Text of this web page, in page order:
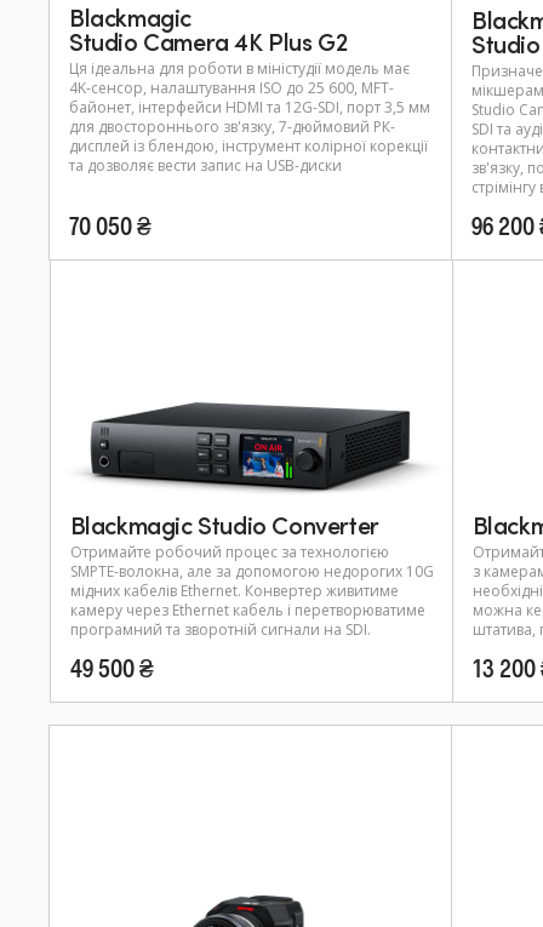
Blackmagic
Studio Camera 4K Plus G2
Ця ідеальна для роботи в міністудії модель має
4K-сенсор, налаштування ISO до 25 600, MFT-
байонет, інтерфейси HDMI та 12G-SDI, порт 3,5 мм
для двостороннього зв'язку, 7-дюймовий РК-
дисплей із блендою, інструмент колірної корекції
та дозволяє вести запис на USB-диски
70 050 ₴
Studio
SDI та
зв'язку,
стрімінгу
96 200
Blackmagic Studio Converter
Отримайте робочий процес за технологією
SMPTE-волокна, але за допомогою недорогих 10G
мідних кабелів Ethernet. Конвертер живитиме
камеру через Ethernet кабель і перетворюватиме
програмний та зворотній сигнали на SDI.
49 500 ₴
з
можна
штатива,
13 200